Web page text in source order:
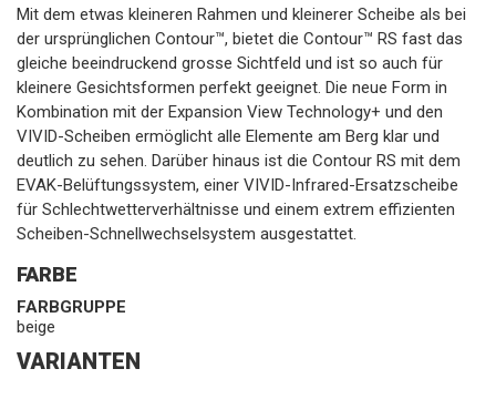
Mit dem etwas kleineren Rahmen und kleinerer Scheibe als bei
der ursprünglichen Contour™, bietet die Contour™ RS fast das
gleiche beeindruckend grosse Sichtfeld und ist so auch für
kleinere Gesichtsformen perfekt geeignet. Die neue Form in
Kombination mit der Expansion View Technology+ und den
VIVID-Scheiben ermöglicht alle Elemente am Berg klar und
deutlich zu sehen. Darüber hinaus ist die Contour RS mit dem
EVAK-Belüftungssystem, einer VIVID-Infrared-Ersatzscheibe
für Schlechtwetterverhältnisse und einem extrem effizienten
Scheiben-Schnellwechselsystem ausgestattet.
FARBE
FARBGRUPPE
beige
VARIANTEN